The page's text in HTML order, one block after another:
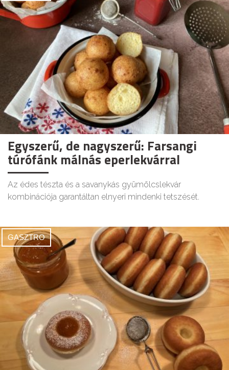
Egyszerű, de nagyszerű: Farsangi
túrófánk málnás eperlekvárral
Az édes tészta és a savanykás gyümölcslekvár
kombinációja garantáltan elnyeri mindenki tetszését.
GASZTRO